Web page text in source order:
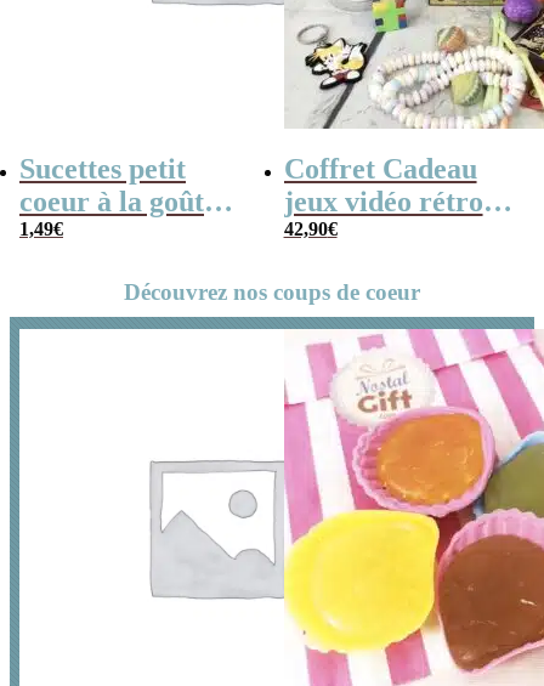
Sucettes petit
coeur à la goût
cerise x5
1,49€
Coffret Cadeau
jeux vidéo rétro
(avec sa console de
42,90€
Découvrez nos coups de coeur